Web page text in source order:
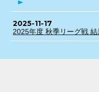
2025-11-17
2025年度 秋季リーグ戦